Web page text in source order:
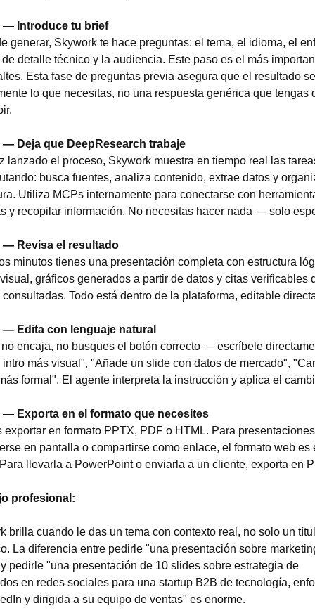
— Introduce tu brief
generar, Skywork te hace preguntas: el tema, el idioma, el
detalle técnico y la audiencia. Este paso es el más
Esta fase de preguntas previa asegura que el resultado
lo que necesitas, no una respuesta genérica que tengas
— Deja que DeepResearch trabaje
lanzado el proceso, Skywork muestra en tiempo real las
busca fuentes, analiza contenido, extrae datos y
Utiliza MCPs internamente para conectarse con
y recopilar información. No necesitas hacer nada — solo
— Revisa el resultado
minutos tienes una presentación completa con estructura
gráficos generados a partir de datos y citas verificables
consultadas. Todo está dentro de la plataforma, editable
— Edita con lenguaje natural
encaja, no busques el botón correcto — escríbele
más visual", "Añade un slide con datos de mercado",
formal". El agente interpreta la instrucción y aplica el
— Exporta en el formato que necesites
exportar en formato PPTX, PDF o HTML. Para
en pantalla o compartirse como enlace, el formato web es
llevarla a PowerPoint o enviarla a un cliente, exporta en
profesional:
brilla cuando le das un tema con contexto real, no solo un
La diferencia entre pedirle "una presentación sobre
pedirle "una presentación de 10 slides sobre estrategia de
en redes sociales para una startup B2B de tecnología,
y dirigida a su equipo de ventas" es enorme.